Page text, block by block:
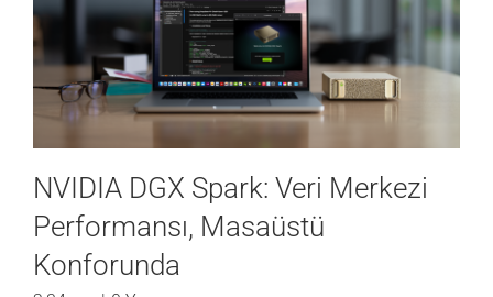
NVIDIA DGX Spark: Veri Merkezi
Performansı, Masaüstü
Konforunda